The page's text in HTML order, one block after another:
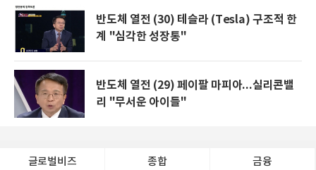
반도체 열전 (30) 테슬라 (Tesla) 구조적 한
계 "심각한 성장통"
반도체 열전 (29) 페이팔 마피아...실리콘밸
리 "무서운 아이들"
글로벌비즈 종합 금융